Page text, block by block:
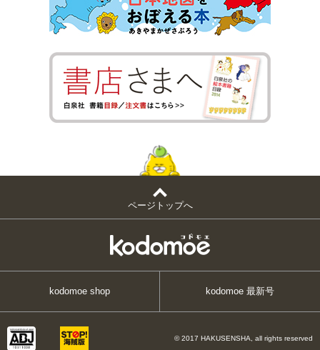
ページトップへ
kodomoe shop kodomoe 最新号
© 2017 HAKUSENSHA, all rights reserved